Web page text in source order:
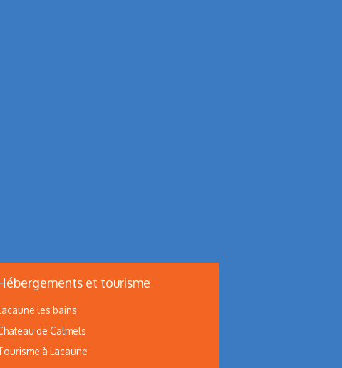
et tourisme
les bains
de Calmels
à Lacaune